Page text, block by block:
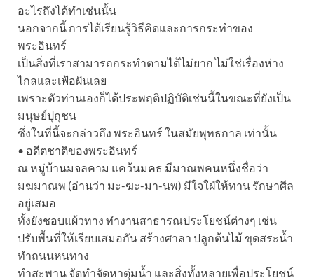
อะไรถึงได้ทำเช่นนั้น
นอกจากนี้ การได้เรียนรู้วิธีคิดและการกระทำของ
พระอินทร์
เป็นสิ่งที่เราสามารถกระทำตามได้ไม่ยาก ไม่ใช่เรื่องห่าง
ไกลและเฟ้อฝันเลย
เพราะตัวท่านเองก็ได้ประพฤติปฏิบัติเช่นนี้ในขณะที่ยังเป็น
มนุษย์ปุถุชน
ซึ่งในที่นี้จะกล่าวถึง พระอินทร์ ในสมัยพุทธกาล เท่านั้น
• อดีตชาติของพระอินทร์
ณ หมู่บ้านมจลคาม แคว้นมคธ มีมาณพคนหนึ่งชื่อว่า
มฆมาณพ (อ่านว่า มะ-ฆะ-มา-นพ) มีใจใฝ่ให้ทาน รักษาศีล
อยู่เสมอ
ทั้งยังชอบแผ้วทาง ทำงานสาธารณประโยชน์ต่างๆ เช่น
ปรับพื้นที่ให้เรียบเสมอกัน สร้างศาลา ปลูกต้นไม้ ขุดสระน้ำ
ทำถนนหนทาง
ทำสะพาน จัดทำจัดหาตุ่มน้ำ และสิ่งทั้งหลายเพื่อประโยชน์